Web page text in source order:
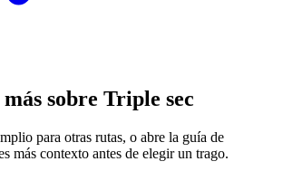
sobre Triple sec
para otras rutas, o abre la guía de
más contexto antes de elegir un trago.